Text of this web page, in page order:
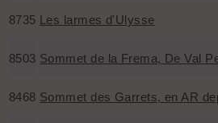
8735 Les larmes d'Ulysse
8503 Sommet de la Frema, De Val
8468 Sommet des Garrets, en AR